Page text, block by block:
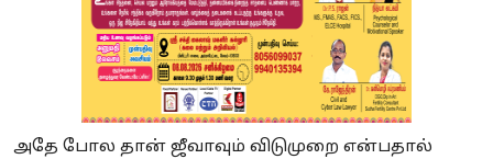
அதே போல தான் ஜீவாவும் விடுமுறை என்பதால்